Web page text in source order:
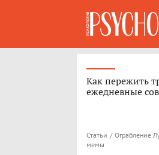
Как пережить
ежедневные
Статьи / Ограбление
мемы